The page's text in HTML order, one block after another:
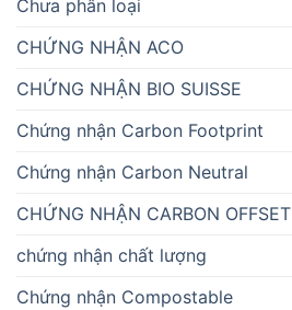
Chưa phân loại
CHỨNG NHẬN ACO
CHỨNG NHẬN BIO SUISSE
Chứng nhận Carbon Footprint
Chứng nhận Carbon Neutral
CHỨNG NHẬN CARBON OFFSET
chứng nhận chất lượng
Chứng nhận Compostable